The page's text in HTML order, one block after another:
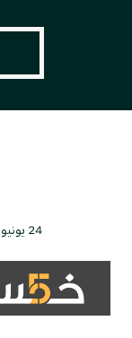
Posted
24 يونيو، 2023